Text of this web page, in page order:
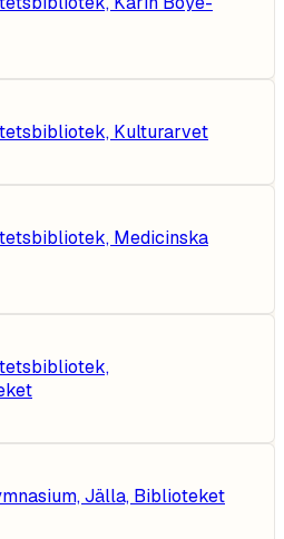
Kulturarvet
Medicinska
Jälla, Biblioteket